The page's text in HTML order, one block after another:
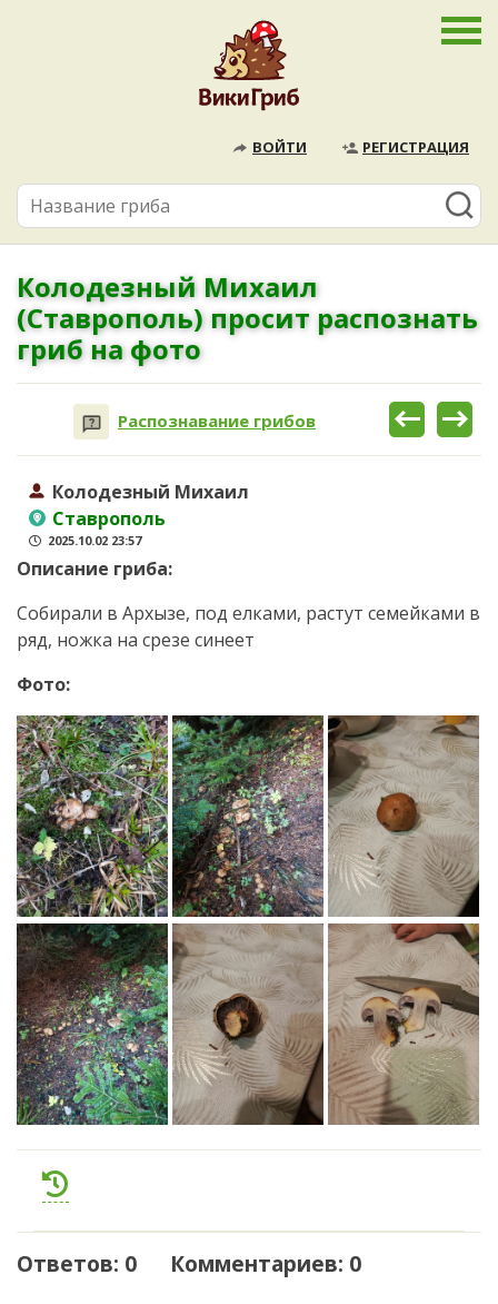
ВОЙТИ РЕГИСТРАЦИЯ
Колодезный Михаил
(Ставрополь) просит распознать
гриб на фото
Распознавание грибов
Колодезный Михаил
Ставрополь
2025.10.02 23:57
Описание гриба:
Собирали в Архызе, под елками, растут семейками в
ряд, ножка на срезе синеет
Фото:
Ответов: 0 Комментариев: 0